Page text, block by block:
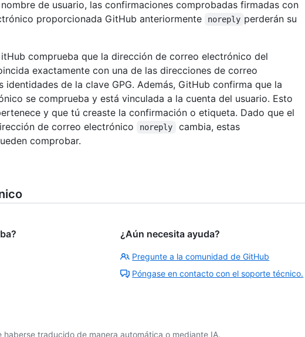
de usuario, las confirmaciones comprobadas firmadas con
proporcionada GitHub anteriormente
noreply perderán su
comprueba que la dirección de correo electrónico del
exactamente con una de las direcciones de correo
identidades de la clave GPG. Además, GitHub confirma que la
se comprueba y está vinculada a la cuenta del usuario. Esto
y que tú creaste la confirmación o etiqueta. Dado que el
de correo electrónico
noreply
cambia, estas
comprobar.
¿Aún necesita ayuda?
Pregunte a la comunidad de GitHub
Póngase en contacto con el soporte técnico.
traducido de manera automática o mediante IA.